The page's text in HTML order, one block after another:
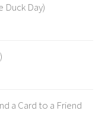
Duck Day)
a Card to a Friend